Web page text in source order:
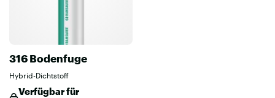
316 Bodenfuge
Hybrid-Dichtstoff
Verfügbar für